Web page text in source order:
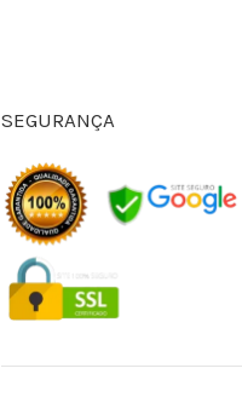
SEGURANÇA